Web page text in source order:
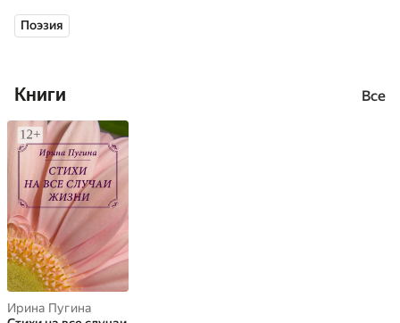
Поэзия
Книги Все
Ирина Пугина